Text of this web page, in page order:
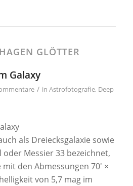
GLÖTTER
Galaxy
/ in Astrofotografie, Deep
als Dreiecksgalaxie sowie
Messier 33 bezeichnet,
den Abmessungen 70′ ×
von 5,7 mag im